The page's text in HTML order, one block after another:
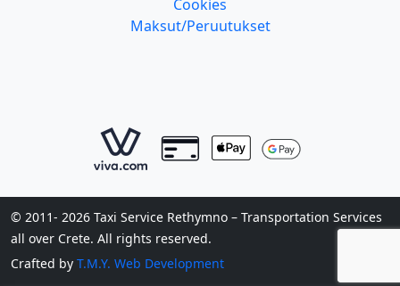
Cookies
Maksut/Peruutukset
© 2011- 2026 Taxi Service Rethymno – Transportation Services
all over Crete. All rights reserved.
Crafted by T.M.Y. Web Development